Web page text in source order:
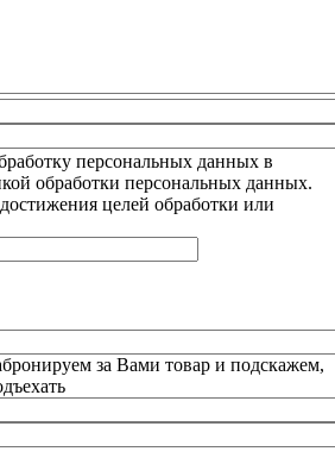
персональных данных в
обработки персональных данных.
достижения целей обработки или
за Вами товар и подскажем,